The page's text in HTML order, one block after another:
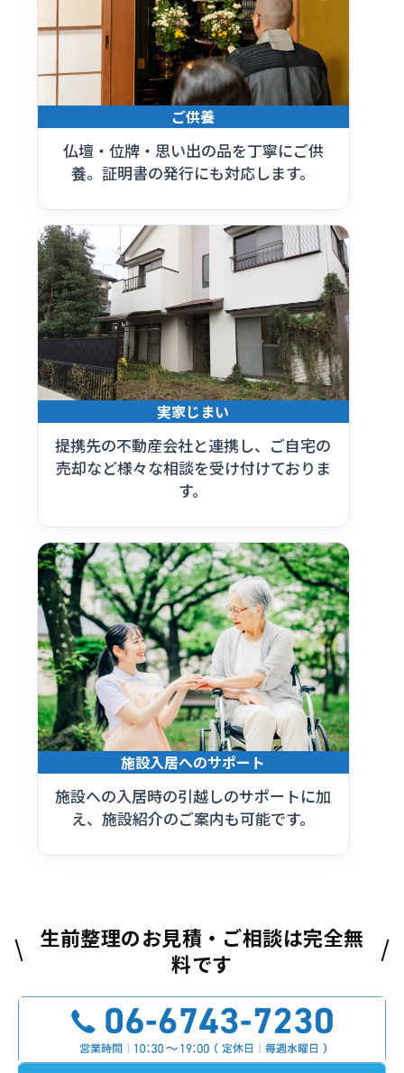
ご供養
仏壇・位牌・思い出の品を丁寧にご供
養。証明書の発行にも対応します。
実家じまい
提携先の不動産会社と連携し、ご自宅の
売却など様々な相談を受け付けておりま
す。
施設入居へのサポート
施設への入居時の引越しのサポートに加
え、施設紹介のご案内も可能です。
生前整理のお見積・ご相談は完全無
料です